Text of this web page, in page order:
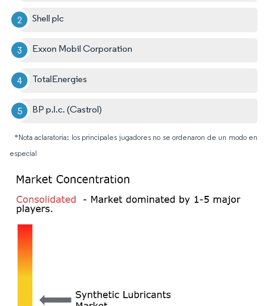
Shell plc
Exxon Mobil Corporation
TotalEnergies
BP p.l.c. (Castrol)
*Nota aclaratoria: los principales jugadores no se ordenaron de un modo en
especial